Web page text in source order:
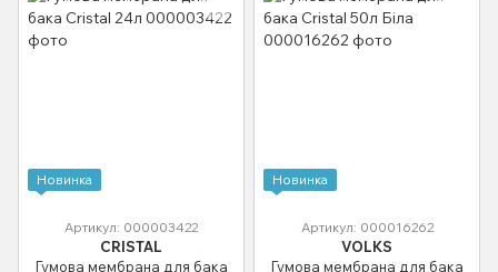
Новинка
Артикул: 000003422
CRISTAL
Гумова мембрана для бака
Новинка
Артикул: 000016262
VOLKS
Гумова мембрана для бака